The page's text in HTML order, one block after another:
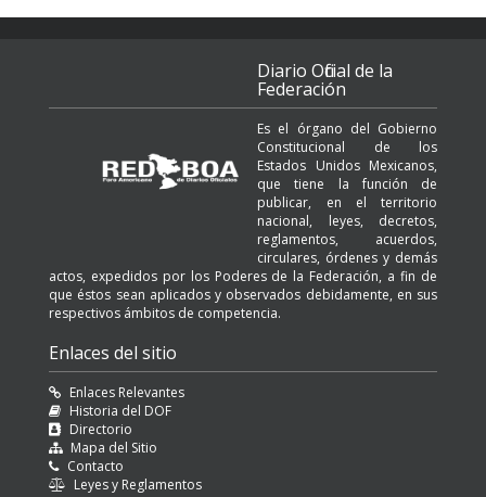
Diario Oficial de la
Federación
Es el órgano del Gobierno
Constitucional de los
Estados Unidos Mexicanos,
que tiene la función de
publicar, en el territorio
nacional, leyes, decretos,
reglamentos, acuerdos,
circulares, órdenes y demás
actos, expedidos por los Poderes de la Federación, a fin de
que éstos sean aplicados y observados debidamente, en sus
respectivos ámbitos de competencia.
Enlaces del sitio
Enlaces Relevantes
Historia del DOF
Directorio
Mapa del Sitio
Contacto
Leyes y Reglamentos